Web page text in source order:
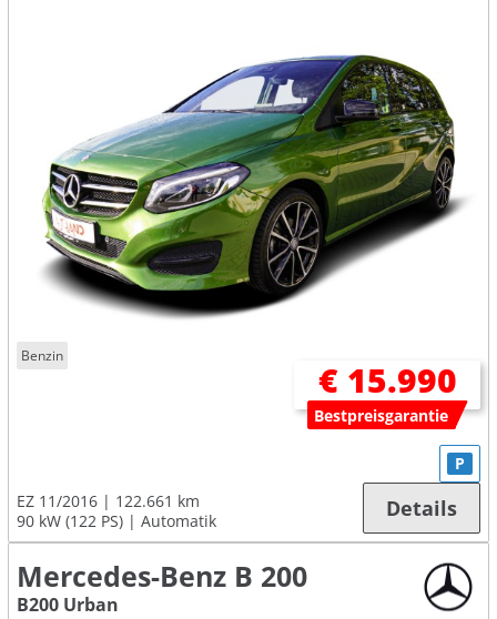
Benzin
€ 15.990
Bestpreisgarantie
EZ 11/2016
122.661 km
90 kW (122 PS)
Automatik
P
Details
Mercedes-Benz B 200
B200 Urban